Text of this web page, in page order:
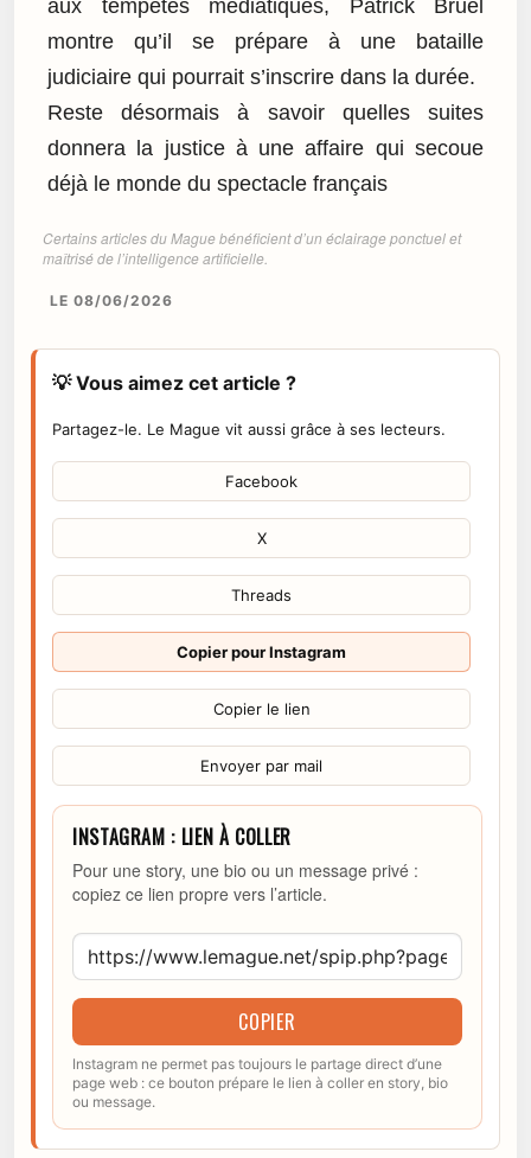
aux tempêtes médiatiques, Patrick Bruel
montre qu’il se prépare à une bataille
judiciaire qui pourrait s’inscrire dans la durée.
Reste désormais à savoir quelles suites
donnera la justice à une affaire qui secoue
déjà le monde du spectacle français
Certains articles du Mague bénéficient d’un éclairage ponctuel et
maîtrisé de l’intelligence artificielle.
LE 08/06/2026
💡 Vous aimez cet article ?
Partagez-le. Le Mague vit aussi grâce à ses lecteurs.
Facebook
X
Threads
Copier pour Instagram
Copier le lien
Envoyer par mail
INSTAGRAM : LIEN À COLLER
Pour une story, une bio ou un message privé :
copiez ce lien propre vers l’article.
COPIER
Instagram ne permet pas toujours le partage direct d’une
page web : ce bouton prépare le lien à coller en story, bio
ou message.